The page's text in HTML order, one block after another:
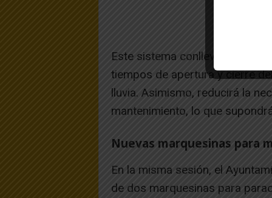
Este sistema conlleva un
tiempos de apertura y cierre
lluvia. Asimismo, reducirá la
mantenimiento, lo que
Nuevas marquesinas para
En la misma sesión, el
de dos marquesinas para